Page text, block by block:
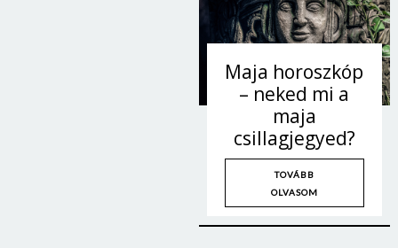
Maja horoszkóp
– neked mi a
maja
csillagjegyed?
TOVÁBB
OLVASOM